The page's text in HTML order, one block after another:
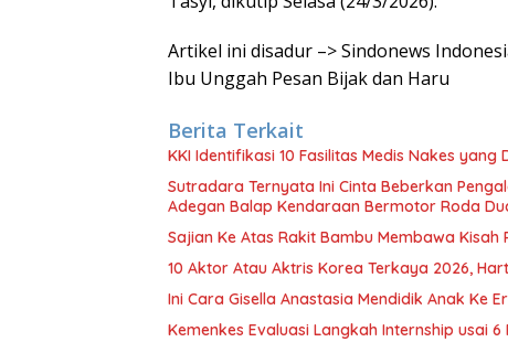
Artikel ini disadur –> Sindonews
Ibu Unggah Pesan Bijak dan Haru
Berita Terkait
KKI Identifikasi 10 Fasilitas Medis Nakes
Sutradara Ternyata Ini Cinta Beberkan
Adegan Balap Kendaraan Bermotor Roda
Sajian Ke Atas Rakit Bambu Membawa
10 Aktor Atau Aktris Korea Terkaya 2026,
Ini Cara Gisella Anastasia Mendidik Anak Ke
Kemenkes Evaluasi Langkah Internship usai 6